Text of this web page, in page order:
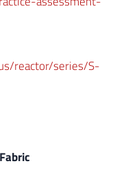
reactor/series/S-